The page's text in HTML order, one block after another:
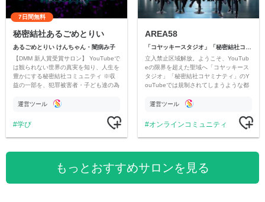
7日間無料
秘密結社あるごめとりい
あるごめとりい けんちゃん・闇病み子
【DMM 新人賞受賞サロン】 YouTubeで
は観られない世界の真実を知り、人生を
豊かにする秘密結社コミュニティ ※収
益の一部を、犯罪被害者・子ども達の為
す運営ツール
学び
AREA58
立入禁止区域解放。ようこそ、YouTub
eの限界を超えた聖域へ「コヤッキース
タジオ」「秘密結社コヤミナティ」のY
ouTubeでは規制されてしまうような都
公開。
運営ツール
オンラインコミュニティ
もっとおすすめサロンを見る